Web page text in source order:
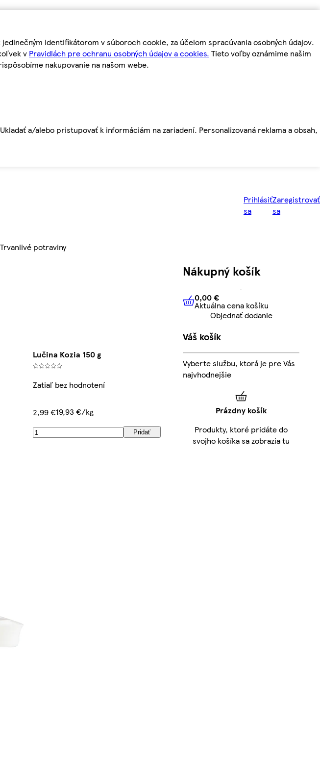
identifikátorom v súboroch cookie, za účelom spracúvania osobných údajov.
v Pravidlách pre ochranu osobných údajov a cookies. Tieto voľby oznámime našim
nakupovanie na našom webe.
a/alebo pristupovať k informáciám na zariadení. Personalizovaná reklama a obsah,
Prihlásiť
sa
Zaregistrovať
sa
Trvanlivé potraviny
Lučina Kozia 150 g
Zatiaľ bez hodnotení
2,99 €19,93 €/kg
Pridať
Nákupný košík
0,00 € Aktuálna cena košíku
0,00 €
Aktuálna cena košíku
Objednať dodanie
Váš košík
Vyberte službu, ktorá je pre Vás
najvhodnejšie
Prázdny košík
Produkty, ktoré pridáte do
svojho košíka sa zobrazia tu